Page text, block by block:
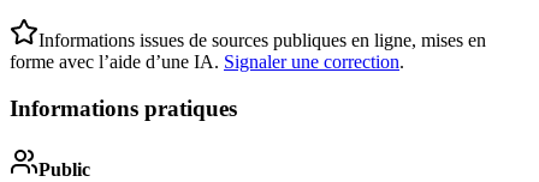
Informations issues de sources publiques en ligne, mises en
forme avec l’aide d’une IA. Signaler une correction.
Informations pratiques
Public